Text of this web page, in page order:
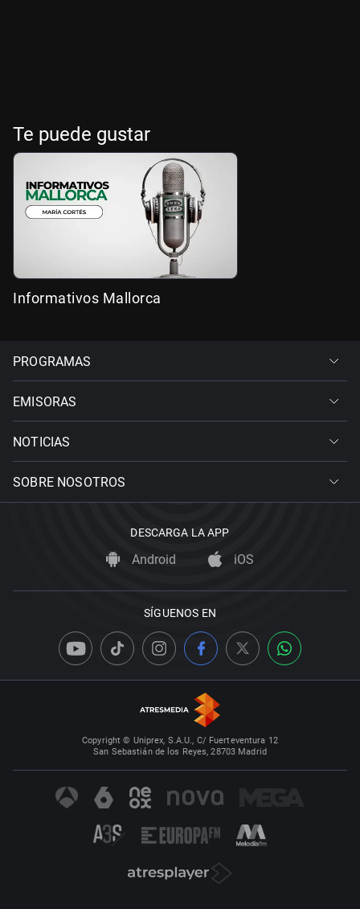
Te puede gustar
Informativos Mallorca
PROGRAMAS
EMISORAS
NOTICIAS
SOBRE NOSOTROS
DESCARGA LA APP
Android iOS
SÍGUENOS EN
Copyright © Uniprex, S.A.U., C/ Fuerteventura 12
San Sebastián de los Reyes, 28703 Madrid